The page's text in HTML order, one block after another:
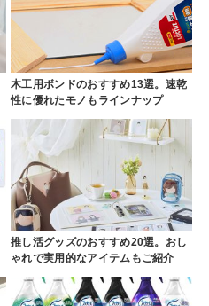
木工用ボンドのおすすめ13選。速乾
性に優れたモノもラインナップ
推し活グッズのおすすめ20選。おし
ゃれで実用的なアイテムもご紹介